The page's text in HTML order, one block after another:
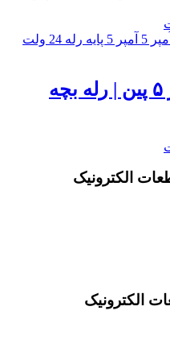
رله ۲۴ ولت ۲۰ آمپر ۵ پین | رله بچه
الکترونیک
الکترونیک